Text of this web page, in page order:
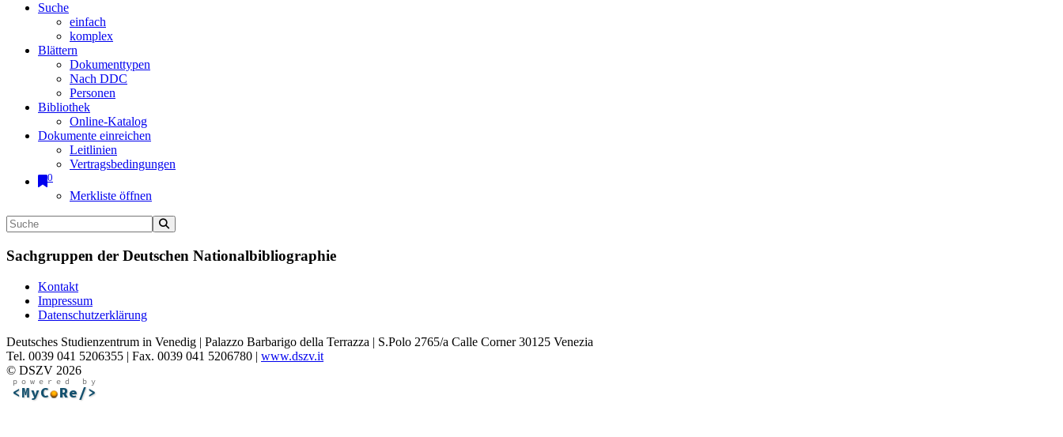
Suche
einfach
komplex
Blättern
Dokumenttypen
Nach DDC
Personen
Bibliothek
Online-Katalog
Dokumente einreichen
Leitlinien
Vertragsbedingungen
0
Merkliste öffnen
Sachgruppen der Deutschen Nationalbibliographie
Kontakt
Impressum
Datenschutzerklärung
Deutsches Studienzentrum in Venedig | Palazzo Barbarigo della Terrazza | S.Polo 2765/a Calle Corner 30125 Venezia
Tel. 0039 041 5206355 | Fax. 0039 041 5206780 | www.dszv.it
© DSZV 2026